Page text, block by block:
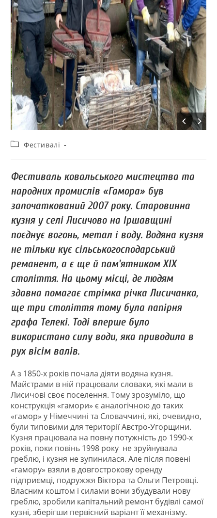
Фестивалі
Фестиваль ковальського мистецтва та
народних промислів «Гамора» був
започаткований 2007 року. Старовинна
кузня у селі Лисичово на Іршавщині
поєднує вогонь, метал і воду. Водяна кузня
не тільки кує сільськогосподарський
реманент, а є ще й пам’ятником XIX
століття. На цьому місці, де людям
здавна помагає стрімка річка Лисичанка,
ще три століття тому була папірня
графа Телекі. Тоді вперше було
використано силу води, яка приводила в
рух вісім валів.
А з 1850-х років почала діяти водяна кузня.
Майстрами в ній працювали словаки, які мали в
Лисичові своє поселення. Тому зрозуміло, що
конструкція «гамори» є аналогічною до таких
«гамор» у Німеччині та Словаччині, які, очевидно,
були типовими для території Австро-Угорщини.
Кузня працювала на повну потужність до 1990-х
років, поки повінь 1998 року не зруйнувала
греблю, і кузня не зупинилася. Але після повені
«гамору» взяли в довгострокову оренду
підприємці, подружжя Віктора та Ольги Петровці.
Власним коштом і силами вони збудували нову
греблю, зробили капітальний ремонт будівлі самої
кузні, зберігши первісний варіант її механізму.